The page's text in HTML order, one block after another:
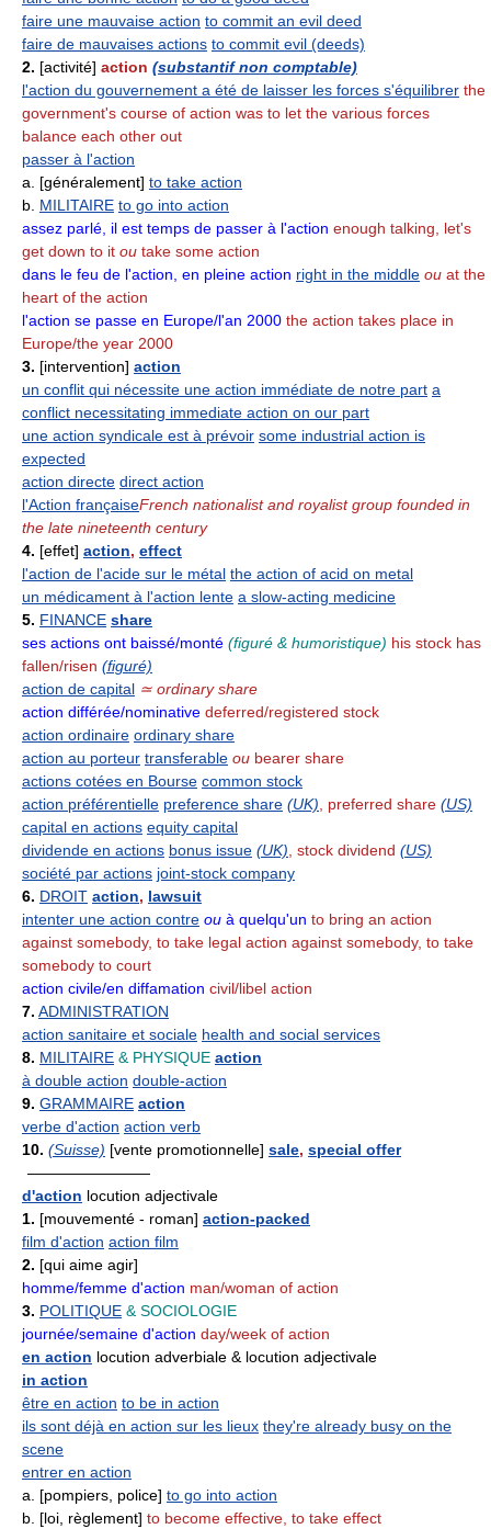
faire une mauvaise action to commit an evil deed
faire de mauvaises actions to commit evil (deeds)
2. [activité] action (substantif non comptable)
l'action du gouvernement a été de laisser les forces s'équilibrer the
government's course of action was to let the various forces
balance each other out
passer à l'action
a. [généralement] to take action
b. MILITAIRE to go into action
assez parlé, il est temps de passer à l'action enough talking, let's
get down to it ou take some action
dans le feu de l'action, en pleine action right in the middle ou at the
heart of the action
l'action se passe en Europe/l'an 2000 the action takes place in
Europe/the year 2000
3. [intervention] action
un conflit qui nécessite une action immédiate de notre part a
conflict necessitating immediate action on our part
une action syndicale est à prévoir some industrial action is
expected
action directe direct action
l'Action françaiseFrench nationalist and royalist group founded in
the late nineteenth century
4. [effet] action, effect
l'action de l'acide sur le métal the action of acid on metal
un médicament à l'action lente a slow-acting medicine
5. FINANCE share
ses actions ont baissé/monté (figuré & humoristique) his stock has
fallen/risen (figuré)
action de capital ≃ ordinary share
action différée/nominative deferred/registered stock
action ordinaire ordinary share
action au porteur transferable ou bearer share
actions cotées en Bourse common stock
action préférentielle preference share (UK), preferred share (US)
capital en actions equity capital
dividende en actions bonus issue (UK), stock dividend (US)
société par actions joint-stock company
6. DROIT action, lawsuit
intenter une action contre ou à quelqu'un to bring an action
against somebody, to take legal action against somebody, to take
somebody to court
action civile/en diffamation civil/libel action
7. ADMINISTRATION
action sanitaire et sociale health and social services
8. MILITAIRE & PHYSIQUE action
à double action double-action
9. GRAMMAIRE action
verbe d'action action verb
10. (Suisse) [vente promotionnelle] sale, special offer
————————
d'action locution adjectivale
1. [mouvementé - roman] action-packed
film d'action action film
2. [qui aime agir]
homme/femme d'action man/woman of action
3. POLITIQUE & SOCIOLOGIE
journée/semaine d'action day/week of action
en action locution adverbiale & locution adjectivale
in action
être en action to be in action
ils sont déjà en action sur les lieux they're already busy on the
scene
entrer en action
a. [pompiers, police] to go into action
b. [loi, règlement] to become effective, to take effect